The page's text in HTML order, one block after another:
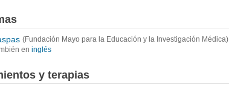
(Fundación Mayo para la Educación y la Investigación Médica)
en inglés
y terapias